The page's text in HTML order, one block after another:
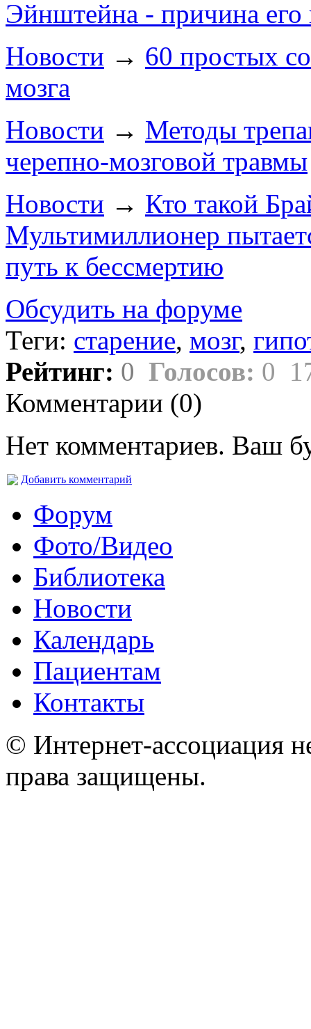
Эйнштейна - причина его
Новости → 60 простых
мозга
Новости → Методы
черепно-мозговой травмы
Новости → Кто такой
Мультимиллионер
путь к бессмертию
Обсудить на форуме
Теги: старение, мозг,
Рейтинг: 0 Голосов: 0
Комментарии (0)
Нет комментариев. Ваш
Добавить комментарий
Форум
Фото/Видео
Библиотека
Новости
Календарь
Пациентам
Контакты
© Интернет-ассоциация
права защищены.